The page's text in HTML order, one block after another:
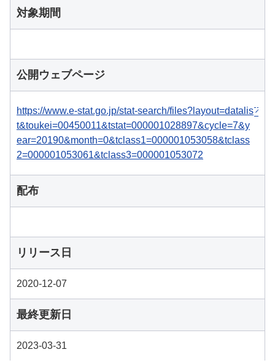
対象期間
公開ウェブページ
https://www.e-stat.go.jp/stat-search/files?layout=datalis
t&toukei=00450011&tstat=000001028897&cycle=7&y
ear=20190&month=0&tclass1=000001053058&tclass
2=000001053061&tclass3=000001053072
配布
リリース日
2020-12-07
最終更新日
2023-03-31